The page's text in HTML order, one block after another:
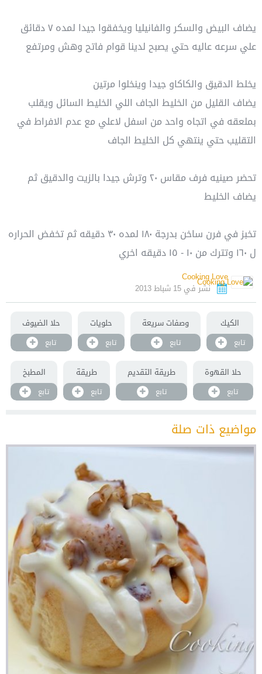
يضاف البيض والسكر والفانيليا ويخفقوا جيدا لمده ٧ دقائق
علي سرعه عاليه حتي يصبح لدينا قوام فاتح وهش ومرتفع
يخلط الدقيق والكاكاو جيدا وينخلوا مرتين
يضاف القليل من الخليط الجاف اللي الخليط السائل ويقلب
بملعقه في اتجاه واحد من اسفل لاعلي مع عدم الافراط في
التقليب حتي ينتهي كل الخليط الجاف
تحضر صينيه فرف مقاس ٢٠ وترش جيدا بالزيت والدقيق ثم
يضاف الخليط
تخبز في فرن ساخن بدرجة ١٨٠ لمده ٣٠ دقيقه ثم تخفض الحراره
ل ١٦٠ وتترك من ١٠ - ١٥ دقيقه اخري
Cooking Love
نشر في 15 شباط 2013
الكيك
تابع
وصفات سريعة
تابع
حلويات
تابع
حلا الضيوف
تابع
حلا القهوة
تابع
طريقة التقديم
تابع
طريقة
تابع
المطبخ
تابع
مواضيع ذات صلة